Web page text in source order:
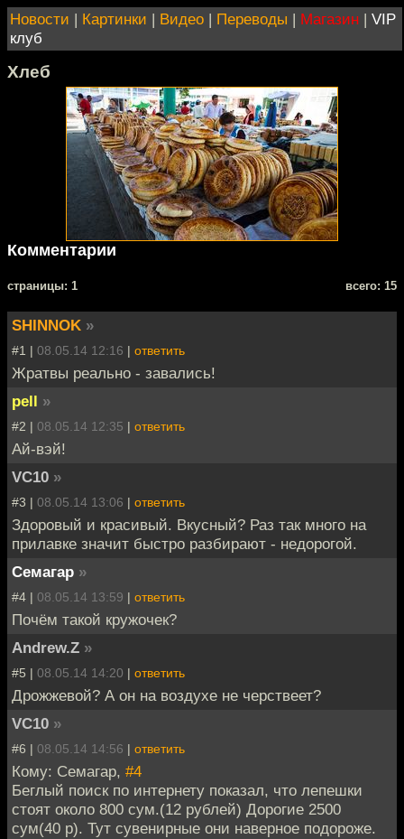
Новости | Картинки | Видео | Переводы | Магазин | VIP
клуб
Хлеб
Комментарии
cтраницы: 1 всего: 15
SHINNOK »
#1 | 08.05.14 12:16 | ответить
Жратвы реально - завались!
pell »
#2 | 08.05.14 12:35 | ответить
Ай-вэй!
VC10 »
#3 | 08.05.14 13:06 | ответить
Здоровый и красивый. Вкусный? Раз так много на
прилавке значит быстро разбирают - недорогой.
Семагар »
#4 | 08.05.14 13:59 | ответить
Почём такой кружочек?
Andrew.Z »
#5 | 08.05.14 14:20 | ответить
Дрожжевой? А он на воздухе не черствеет?
VC10 »
#6 | 08.05.14 14:56 | ответить
Кому: Семагар, #4
Беглый поиск по интернету показал, что лепешки
стоят около 800 сум.(12 рублей) Дорогие 2500
сум(40 р). Тут сувенирные они наверное подороже.